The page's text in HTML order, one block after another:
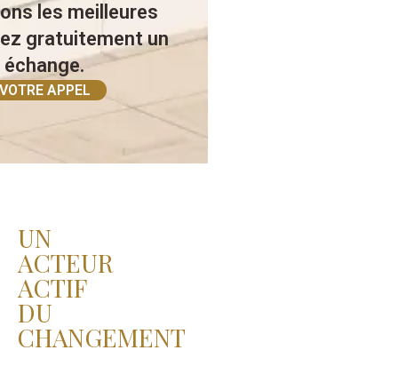
les meilleures
gratuitement un
APPEL
UN
ACTEUR
ACTIF
DU
CHANGEMENT